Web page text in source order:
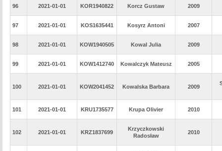
96 2021-01-01 KOR1940822 Korcz Gustaw 2009
97 2021-01-01 KOS1635441 Kosyrz Antoni 2007
98 2021-01-01 KOW1940505 Kowal Julia 2009
99 2021-01-01 KOW1412740 Kowalczyk Mateusz 2005
100 2021-01-01 KOW2041452 Kowalska Barbara 2009
101 2021-01-01 KRU1735577 Krupa Olivier 2010
102 2021-01-01 KRZ1837699
Krzyczkowski
Radosław
2010